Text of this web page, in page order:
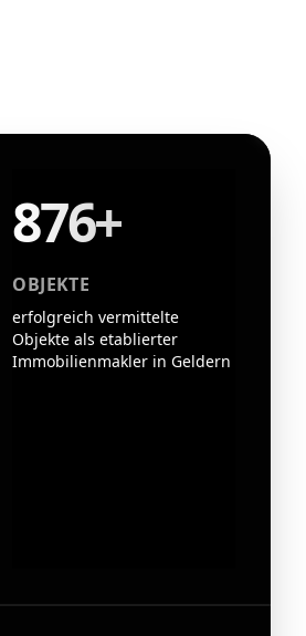
876+
OBJEKTE
erfolgreich vermittelte
Objekte als etablierter
Immobilienmakler in Geldern